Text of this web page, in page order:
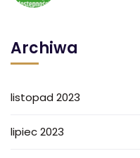
Archiwa
listopad 2023
lipiec 2023